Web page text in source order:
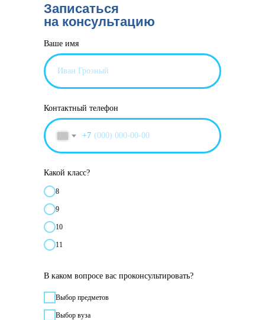
Ваше имя
Контактный телефон
+7
Какой класс?
8
9
10
11
В каком вопросе вас проконсультировать?
Выбор предметов
Выбор вуза
Записаться
на консультацию